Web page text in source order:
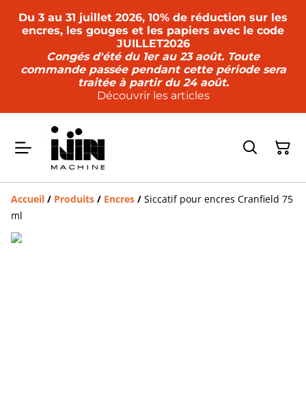
Du 3 au 31 juillet 2026, 10% de réduction sur les
encres, les gouges et les papiers avec le code
JUILLET2026
Congés d'été du 1er au 23 août. Toute
commande passée pendant cette période sera
traitée à partir du 24 août.
Découvrir les articles
Accueil / Produits / Encres / Siccatif pour encres Cranfield 75
ml